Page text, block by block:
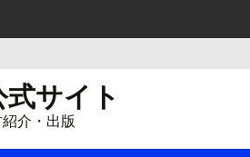
サイト
介・出版